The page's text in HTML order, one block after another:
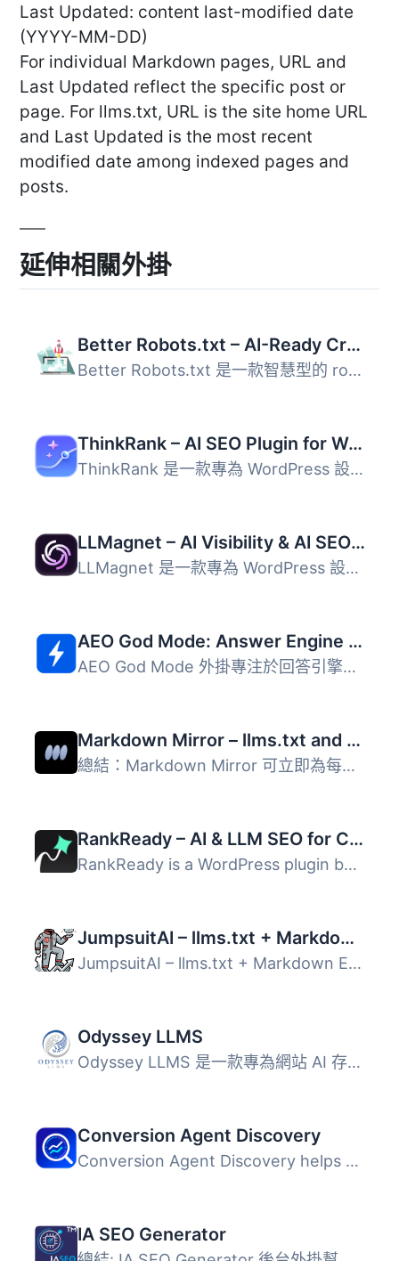
Last Updated: content last-modified date
(YYYY-MM-DD)
For individual Markdown pages, URL and
Last Updated reflect the specific post or
page. For llms.txt, URL is the site home URL
and Last Updated is the most recent
modified date among indexed pages and
posts.
延伸相關外掛
Better Robots.txt – AI-Ready Crawl Control & Bot Governance
Better Robots.txt 是一款智慧型的 robots.txt 管理外掛，提...
ThinkRank – AI SEO Plugin for WordPress: MCP, Metadata, Schema, XML Sitemaps, llms.txt & Search Console
ThinkRank 是一款專為 WordPress 設計的 AI SEO 外掛，旨在優...
LLMagnet – AI Visibility & AI SEO for Claude, ChatGPT & More
LLMagnet 是一款專為 WordPress 設計的 AI 可見性解決方案，...
AEO God Mode: Answer Engine Optimization, GEO, AIO and LLM SEO
AEO God Mode 外掛專注於回答引擎優化（AEO），幫助您的 Word...
Markdown Mirror – llms.txt and .md always up to date
總結：Markdown Mirror 可立即為每個 WordPress 文章、頁面和...
RankReady – AI & LLM SEO for ChatGPT, Perplexity & Google AI
RankReady is a WordPress plugin built for the AI search l...
JumpsuitAI – llms.txt + Markdown Endpoints
JumpsuitAI – llms.txt + Markdown Endpoints 外掛自動發布結...
Odyssey LLMS
Odyssey LLMS 是一款專為網站 AI 存在管理而設計的控制面板，...
Conversion Agent Discovery
Conversion Agent Discovery helps WordPress sites expose p...
IA SEO Generator